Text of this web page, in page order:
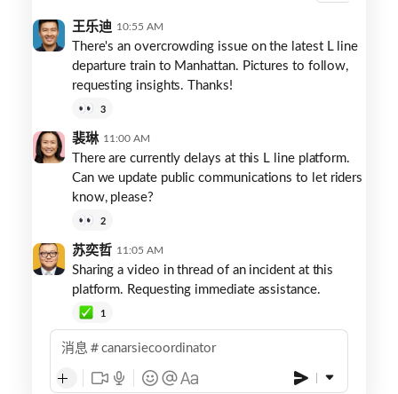
西
隧
人
员
王乐迪 10:55 AM
There's an overcrowding issue on the latest L line
departure train to Manhattan. Pictures to follow,
requesting insights. Thanks!
3
裴琳 11:00 AM
There are currently delays at this L line platform.
Can we update public communications to let riders
know, please?
2
苏奕哲 11:05 AM
Sharing a video in thread of an incident at this
platform. Requesting immediate assistance.
1
消息 canarsiecoordinator